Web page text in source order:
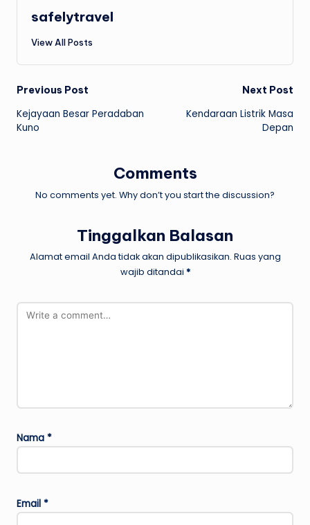
safelytravel
View All Posts
Post
navigation
Previous Post
Kejayaan Besar Peradaban
Kuno
Next Post
Kendaraan Listrik Masa
Depan
Comments
No comments yet. Why don’t you start the discussion?
Tinggalkan Balasan
Alamat email Anda tidak akan dipublikasikan. Ruas yang
wajib ditandai *
Nama *
Email *